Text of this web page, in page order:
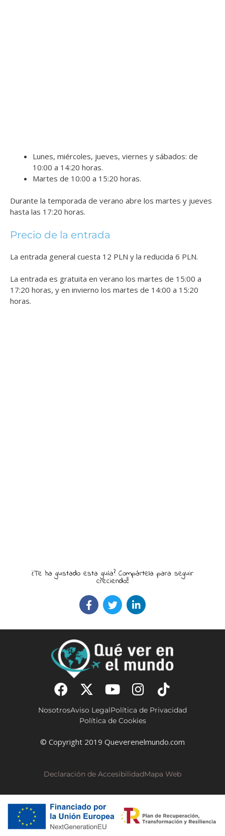
Lunes, miércoles, jueves, viernes y sábados: de
10:00 a 14:20 horas.
Martes de 10:00 a 15:20 horas.
Durante la temporada de verano abre los martes y jueves
hasta las 17:20 horas.
Precio de la entrada
La entrada general cuesta 12 PLN y la reducida 6 PLN.
La entrada es gratuita en verano los martes de 15:00 a
17:20 horas, y en invierno los martes de 14:00 a 15:20
horas.
¿Te ha gustado esta guía? Compártela para seguir
creciendo!!
NosotrosAviso LegalPolítica de Privacidad
Política de Cookies
© Copyright 2019 Queverenelmundo.com
Declaración de AccesibilidadMapa Web